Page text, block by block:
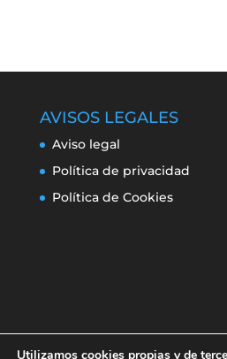
AVISOS LEGALES
Aviso legal
Política de privacidad
Política de Cookies
Utilizamos cookies propias y de